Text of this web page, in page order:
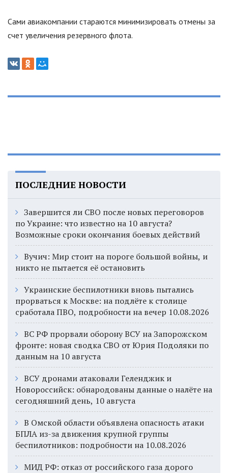
Сами авиакомпании стараются минимизировать отмены за
счет увеличения резервного флота.
ПОСЛЕДНИЕ НОВОСТИ
Завершится ли СВО после новых переговоров
по Украине: что известно на 10 августа?
Возможные сроки окончания боевых действий
Вучич: Мир стоит на пороге большой войны, и
никто не пытается её остановить
Украинские беспилотники вновь пытались
прорваться к Москве: на подлёте к столице
сработала ПВО, подробности на вечер 10.08.2026
ВС РФ прорвали оборону ВСУ на Запорожском
фронте: новая сводка СВО от Юрия Подоляки по
данным на 10 августа
ВСУ дронами атаковали Геленджик и
Новороссийск: обнародованы данные о налёте на
сегодняшний день, 10 августа
В Омской области объявлена опасность атаки
БПЛА из-за движения крупной группы
беспилотников: подробности на 10.08.2026
МИД РФ: отказ от российского газа дорого